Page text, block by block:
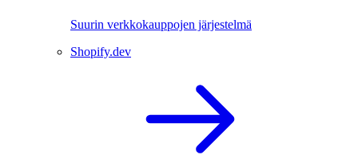
Suurin verkkokauppojen järjestelmä
Shopify.dev